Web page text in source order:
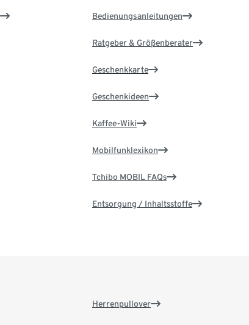
Bedienungsanleitungen
Ratgeber & Größenberater
Geschenkkarte
Geschenkideen
Kaffee-Wiki
Mobilfunklexikon
Tchibo MOBIL FAQs
Entsorgung / Inhaltsstoffe
Herrenpullover